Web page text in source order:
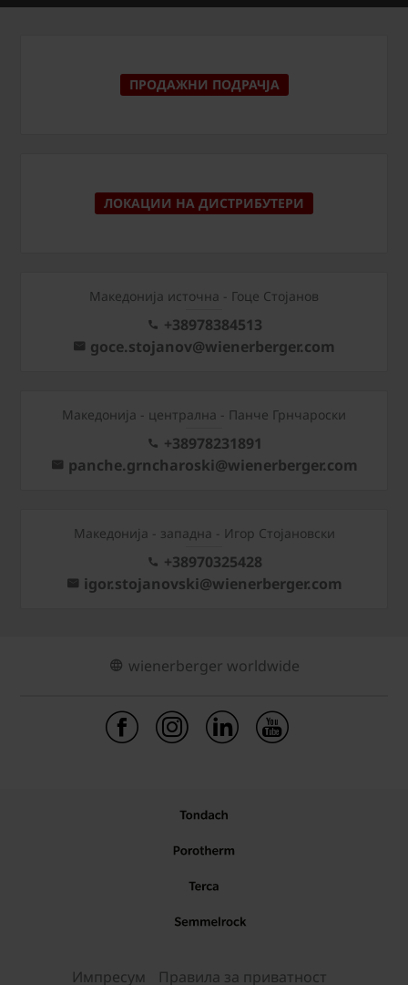
ПРОДАЖНИ ПОДРАЧЈА
ЛОКАЦИИ НА ДИСТРИБУТЕРИ
Македонија источна - Гоце Стојанов
+38978384513
goce.stojanov@wienerberger.com
Mакедонија - централна - Панче Грнчароски
+38978231891
panche.grncharoski@wienerberger.com
Mакедонија - западна - Игор Стојановски
+38970325428
igor.stojanovski@wienerberger.com
wienerberger worldwide
Импресум Правила за приватност